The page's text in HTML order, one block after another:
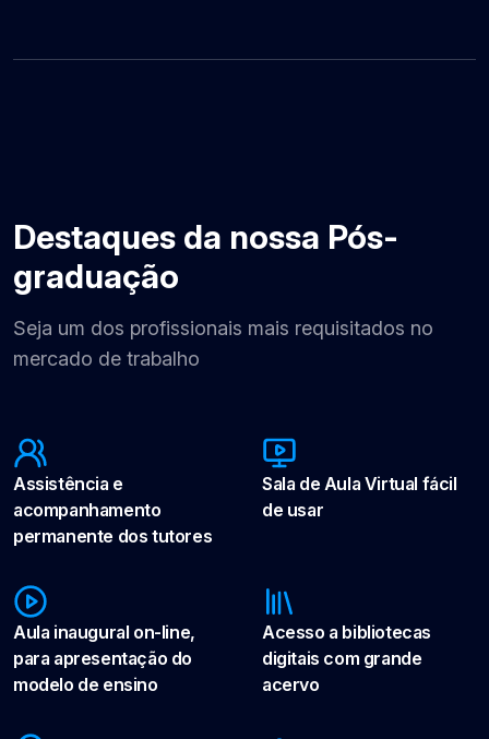
Destaques da nossa Pós-
graduação
Seja um dos profissionais mais requisitados no
mercado de trabalho
Assistência e
acompanhamento
permanente dos tutores
Sala de Aula Virtual fácil
de usar
Aula inaugural on-line,
para apresentação do
modelo de ensino
Acesso a bibliotecas
digitais com grande
acervo